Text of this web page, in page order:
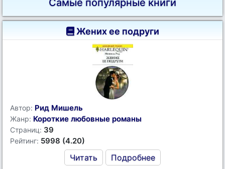
Самые популярные книги
Жених ее подруги
Автор: Рид Мишель
Жанр: Короткие любовные романы
Страниц: 39
Рейтинг: 5998 (4.20)
Читать Подробнее